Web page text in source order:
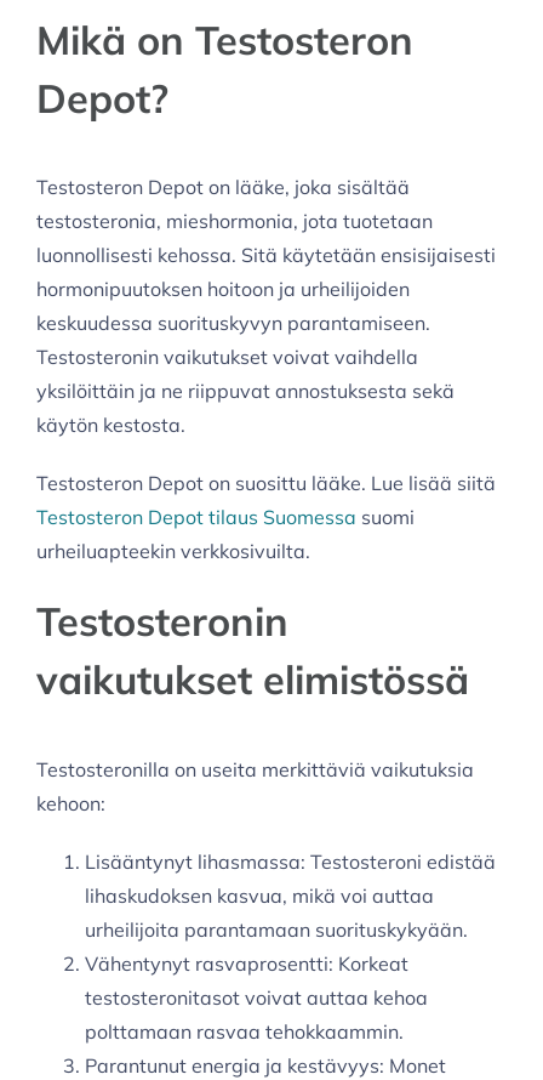
Mikä on Testosteron
Depot?
Testosteron Depot on lääke, joka sisältää
testosteronia, mieshormonia, jota tuotetaan
luonnollisesti kehossa. Sitä käytetään ensisijaisesti
hormonipuutoksen hoitoon ja urheilijoiden
keskuudessa suorituskyvyn parantamiseen.
Testosteronin vaikutukset voivat vaihdella
yksilöittäin ja ne riippuvat annostuksesta sekä
käytön kestosta.
Testosteron Depot on suosittu lääke. Lue lisää siitä
Testosteron Depot tilaus Suomessa suomi
urheiluapteekin verkkosivuilta.
Testosteronin
vaikutukset elimistössä
Testosteronilla on useita merkittäviä vaikutuksia
kehoon:
Lisääntynyt lihasmassa: Testosteroni edistää
lihaskudoksen kasvua, mikä voi auttaa
urheilijoita parantamaan suorituskykyään.
Vähentynyt rasvaprosentti: Korkeat
testosteronitasot voivat auttaa kehoa
polttamaan rasvaa tehokkaammin.
Parantunut energia ja kestävyys: Monet